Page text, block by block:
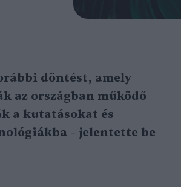
döntést, amely
az országban működő
a kutatásokat és
– jelentette be